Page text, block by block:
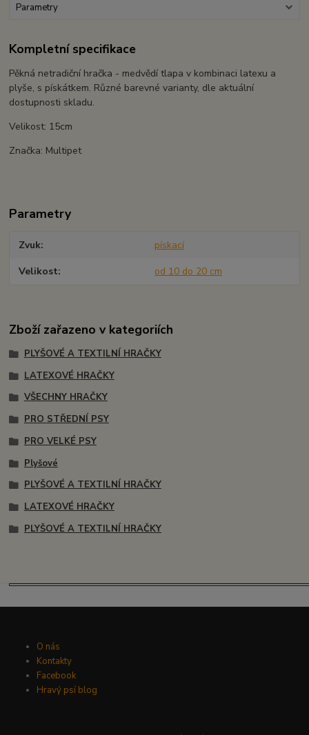
Parametry
Kompletní specifikace
Pěkná netradiční hračka - medvědí tlapa v kombinaci latexu a
plyše, s pískátkem. Různé barevné varianty, dle aktuální
dostupnosti skladu.
Velikost: 15cm
Značka: Multipet
Parametry
Zvuk pískací
Velikost od 10 do 20 cm
Zboží zařazeno v kategoriích
PLYŠOVÉ A TEXTILNÍ HRAČKY
LATEXOVÉ HRAČKY
VŠECHNY HRAČKY
PRO STŘEDNÍ PSY
PRO VELKÉ PSY
Plyšové
PLYŠOVÉ A TEXTILNÍ HRAČKY
LATEXOVÉ HRAČKY
PLYŠOVÉ A TEXTILNÍ HRAČKY
O nás
Kontakty
Facebook
Hravý psí blog